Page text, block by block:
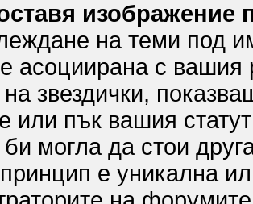
изображение
на теми под
асоциирана с вашия
звездички,
или пък вашия
би могла да стои
е уникална